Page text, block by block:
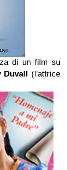
di un film su
Duvall (l'attrice